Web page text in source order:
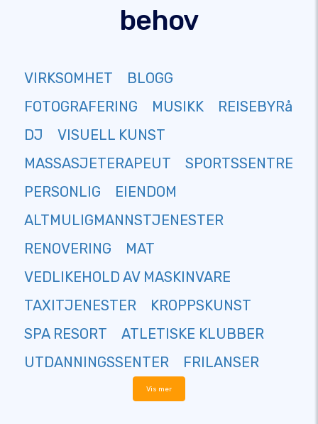
behov
VIRKSOMHET
BLOGG
FOTOGRAFERING
MUSIKK
REISEBYRå
DJ
VISUELL KUNST
MASSASJETERAPEUT
SPORTSSENTRE
PERSONLIG
EIENDOM
ALTMULIGMANNSTJENESTER
RENOVERING
MAT
VEDLIKEHOLD AV MASKINVARE
TAXITJENESTER
KROPPSKUNST
SPA RESORT
ATLETISKE KLUBBER
UTDANNINGSSENTER
FRILANSER
Vis mer